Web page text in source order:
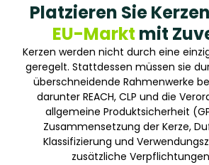
Platzieren Sie
EU-Markt mit
Kerzen werden nicht durch eine
geregelt. Stattdessen müssen sie
überschneidende Rahmenwerke
darunter REACH, CLP und die
allgemeine Produktsicherheit
Zusammensetzung der Kerze,
Klassifizierung und
zusätzliche